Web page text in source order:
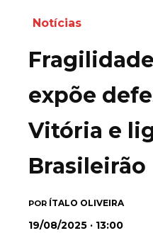
Notícias
expõe
Vitória e
Brasileirão
POR ÍTALO OLIVEIRA
19/08/2025 · 13:00